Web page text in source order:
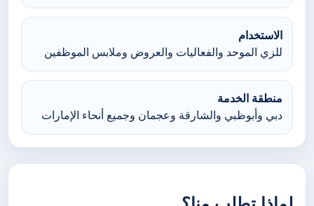
الاستخدام
للزي الموحد والفعاليات والعروض وملابس الموظفين
منطقة الخدمة
دبي وأبوظبي والشارقة وعجمان وجميع أنحاء الإمارات